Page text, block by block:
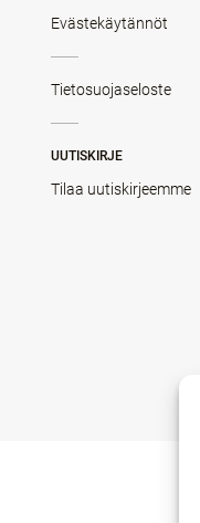
Evästekäytännöt
Tietosuojaseloste
UUTISKIRJE
Tilaa uutiskirjeemme